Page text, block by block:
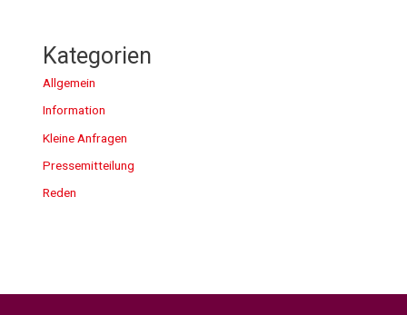
Kategorien
Allgemein
Information
Kleine Anfragen
Pressemitteilung
Reden